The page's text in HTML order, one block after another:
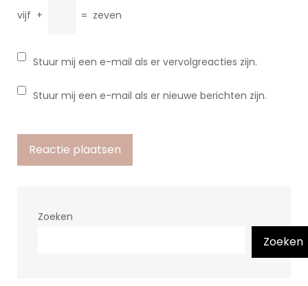
vijf + = zeven
Stuur mij een e-mail als er vervolgreacties zijn.
Stuur mij een e-mail als er nieuwe berichten zijn.
Zoeken
Zoeken